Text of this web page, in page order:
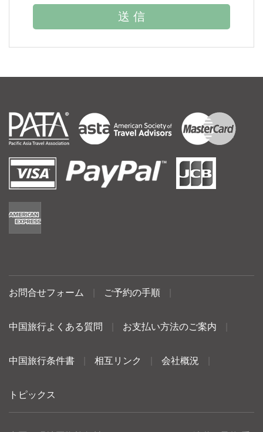
お問合せフォーム ご予約の手順
中国旅行よくある質問 お支払い方法のご案内
中国旅行条件書 相互リンク 会社概況
トピックス